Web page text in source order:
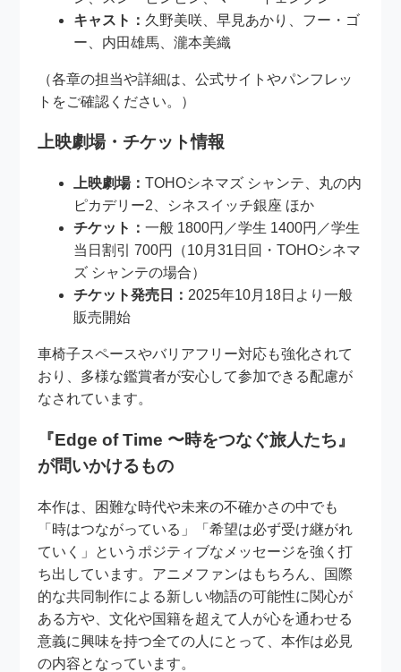
キャスト： 久野美咲、早見あかり、フー・ゴ
ー、内田雄馬、瀧本美織
（各章の担当や詳細は、公式サイトやパンフレッ
トをご確認ください。）
上映劇場・チケット情報
上映劇場：TOHOシネマズ シャンテ、丸の内
ピカデリー2、シネスイッチ銀座 ほか
チケット：一般 1800円／学生 1400円／学生
当日割引 700円（10月31日回・TOHOシネマ
ズ シャンテの場合）
チケット発売日： 2025年10月18日より一般
販売開始
車椅子スペースやバリアフリー対応も強化されて
おり、多様な鑑賞者が安心して参加できる配慮が
なされています。
『Edge of Time 〜時をつなぐ旅人たち』
が問いかけるもの
本作は、困難な時代や未来の不確かさの中でも
「時はつながっている」「希望は必ず受け継がれ
ていく」というポジティブなメッセージを強く打
ち出しています。アニメファンはもちろん、国際
的な共同制作による新しい物語の可能性に関心が
ある方や、文化や国籍を超えて人が心を通わせる
意義に興味を持つ全ての人にとって、本作は必見
の内容となっています。